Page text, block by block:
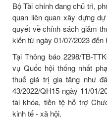
Bộ Tài chính đang chủ trì,
quan liên quan xây dựng
quyết về chính sách giảm
kiến từ ngày 01/07/2023 đến
Tại Thông báo 2298/TB-
vụ Quốc hội thống nhất
thuế giá trị gia tăng như
43/2022/QH15 ngày 11/01/
tài khóa, tiền tệ hỗ trợ
kinh tế - xã hội.